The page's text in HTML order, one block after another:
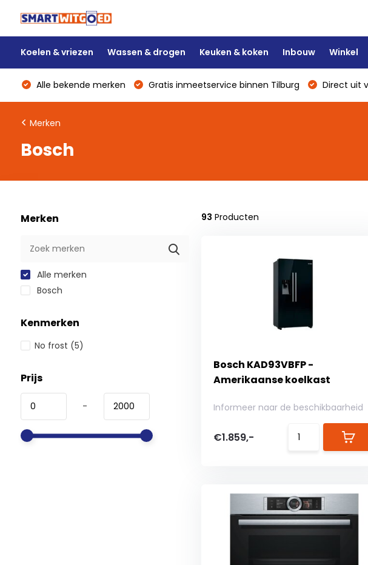
Koelen & vriezen Wassen & drogen Keuken & koken Inbouw Winkel
Alle bekende merken Gratis inmeetservice binnen Tilburg Direct uit
Merken
Bosch
Merken
Alle merken
Bosch
Kenmerken
No frost (5)
Prijs
-
93 Producten
Bosch KAD93VBFP -
Amerikaanse koelkast
Informeer naar de beschikbaarheid
€1.859,-